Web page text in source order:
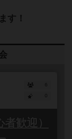
す！
6
歓迎）